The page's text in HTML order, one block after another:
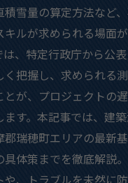
雪量の算定方法など
キルが求められる場面
、特定行政庁から公
く把握し、求められる
が、プロジェクトの
す。本記事では、建
郡瑞穂町エリアの最新
具体策までを徹底解説
や、トラブルを未然に